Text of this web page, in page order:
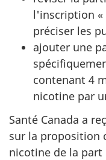
l'inscription «
préciser les
ajouter une
contenant 4
nicotine par
Santé Canada a
sur la proposition
nicotine de la